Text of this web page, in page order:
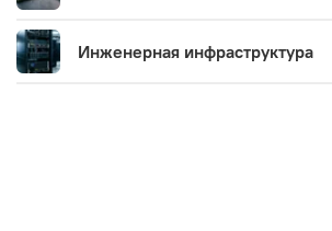
Инженерная инфраструктура